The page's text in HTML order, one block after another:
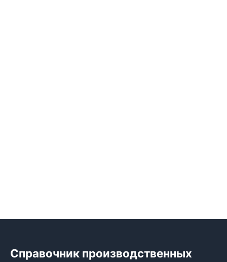
Справочник производственных